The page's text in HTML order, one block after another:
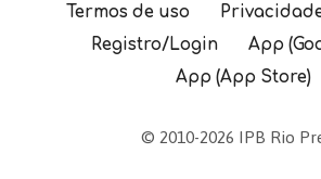
Termos de uso
Registro/Login
App
App (App Store)
© 2010-2026 IPB Rio